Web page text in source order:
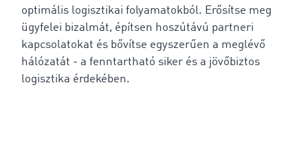
optimális logisztikai folyamatokból. Erősítse meg
ügyfelei bizalmát, építsen hoszútávú partneri
kapcsolatokat és bővítse egyszerűen a meglévő
hálózatát - a fenntartható siker és a jövőbiztos
logisztika érdekében.